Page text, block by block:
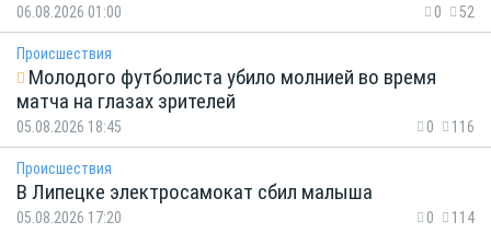
06.08.2026 01:00 0 52
Происшествия
Молодого футболиста убило молнией во время
матча на глазах зрителей
05.08.2026 18:45 0 116
Происшествия
В Липецке электросамокат сбил малыша
05.08.2026 17:20 0 114